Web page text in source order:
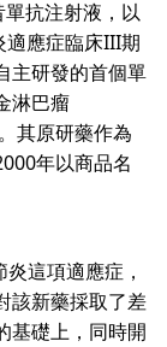
單抗注射液，以
適應症臨床III期
主研發的首個單
淋巴瘤
其原研藥作為
年以商品名
這項適應症，
該新藥採取了差
基礎上，同時開